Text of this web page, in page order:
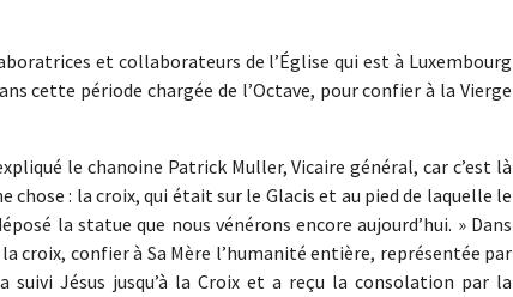
et collaborateurs de l’Église qui est à Luxembourg
cette période chargée de l’Octave, pour confier à la Vierge
le chanoine Patrick Muller, Vicaire général, car c’est là
chose : la croix, qui était sur le Glacis et au pied de laquelle le
la statue que nous vénérons encore aujourd’hui. » Dans
croix, confier à Sa Mère l’humanité entière, représentée par
suivi Jésus jusqu’à la Croix et a reçu la consolation par la